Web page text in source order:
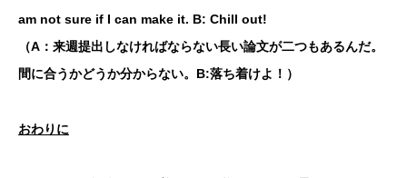
am not sure if I can make it. B: Chill out!
（A：来週提出しなければならない長い論文が二つもあるんだ。
間に合うかどうか分からない。B:落ち着けよ！）
おわりに